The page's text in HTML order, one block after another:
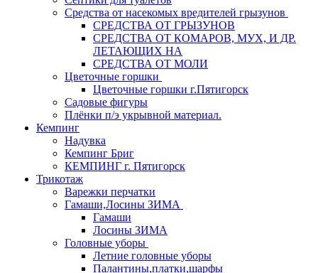
Средства от насекомых вредителей грызунов
СPEДСТВА ОТ ГРЫЗУНОВ
СРЕДСТВА ОТ КОМАРОВ, МУХ, И ДР.
ЛЕТАЮЩИХ НА
СРЕДСТВА ОТ МОЛИ
Цветочные горшки
Цветочные горшки г.Пятигорск
Садовые фигуры
Плёнки п/э укрывной материал.
Кемпинг
Надувка
Кемпинг Бриг
КЕМПИНГ г. Пятигорск
Трикотаж
Варежки перчатки
Гамаши,Лосины ЗИМА
Гамаши
Лосины ЗИМА
Головные уборы
Летние головные уборы
Палантины,платки,шарфы